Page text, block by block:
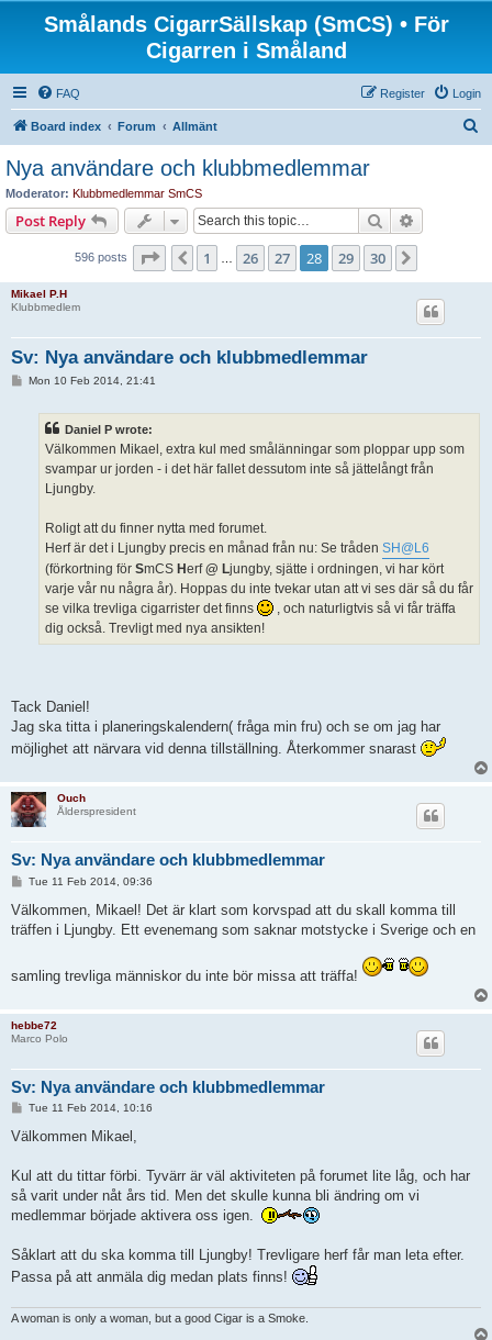
Smålands CigarrSällskap (SmCS) • För
Cigarren i Småland
FAQ Login
Register
Board index Forum Allmänt
Nya användare och klubbmedlemmar
Moderator: Klubbmedlemmar SmCS
Post Reply Search
596 posts Page 28 30
Previous
1 26 27 28 29 30
Mikael P.H
Klubbmedlem
Sv: Nya användare och klubbmedlemmar
PMon 10 Feb 2014, 21:41
Daniel P wrote:
Välkommen Mikael, extra kul med smålänningar som ploppar upp som
svampar ur jorden - i det här fallet dessutom inte så jättelångt från
Ljungby.
Roligt att du finner nytta med forumet.
Herf är det i Ljungby precis en månad från nu: Se tråden SH@L6
(förkortning för SmCS H erf@ Ljungby, sjätte i ordningen, vi har kört
varje vår nu några år). Hoppas du inte tvekar utan att vi ses där så du får
se vilka trevliga cigarrister det finns
, och naturligtvis så vi får träffa
dig också. Trevligt med nya ansikten!
Tack Daniel!
Jag ska titta i planeringskalendern( fråga min fru) och se om jag har
möjlighet att närvara vid denna tillställning. Återkommer snarast
Ouch
Ålderspresident
Sv: Nya användare och klubbmedlemmar
P
s
Tue 11 Feb 2014, 09:36
Välkommen, Mikael! Det är klart som korvspad att du skall komma till
träffen i Ljungby. Ett evenemang som saknar motstycke i Sverige och en
samling trevliga människor du inte bör missa att träffa!
hebbe72
Marco Polo
Sv: Nya användare och klubbmedlemmar
P
s
Tue 11 Feb 2014, 10:16
Välkommen Mikael,
Kul att du tittar förbi. Tyvärr är väl aktiviteten på forumet lite låg, och har
så varit under nåt års tid. Men det skulle kunna bli ändring om vi
medlemmar började aktivera oss igen.
Såklart att du ska komma till Ljungby! Trevligare herf får man leta efter.
Passa på att anmäla dig medan plats finns!
A woman is only a woman, but a good Cigar is a Smoke.